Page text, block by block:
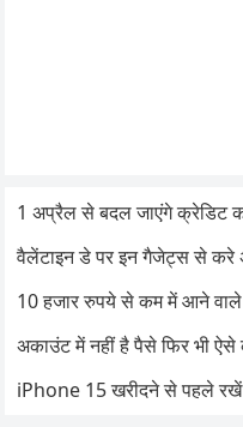
1 अप्रैल से बदल जाएंगे क्रेडिट
वैलेंटाइन डे पर इन गैजेट्स से करे
10 हजार रुपये से कम में आने वाले
अकाउंट में नहीं है पैसे फिर भी
iPhone 15 खरीदने से पहले रखें